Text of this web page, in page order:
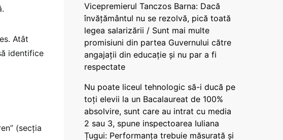
Atât
identifice
(secția
Vicepremierul Tanczos Barna: Dacă
învățământul nu se rezolvă, pică toată
legea salarizării / Sunt mai multe
promisiuni din partea Guvernului către
angajații din educație și nu par a fi
respectate
Nu poate liceul tehnologic să-i ducă pe
toți elevii la un Bacalaureat de 100%
absolvire, sunt care au intrat cu media
2 sau 3, spune inspectoarea Iuliana
Țugui: Performanța trebuie măsurată și